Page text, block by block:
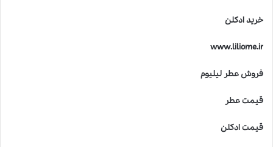
خرید ادکلن
www.liliome.ir
فروش عطر لیلیوم
قیمت عطر
قیمت ادکلن